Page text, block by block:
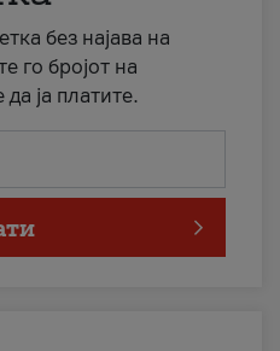
без најава на
го бројот на
ја платите.